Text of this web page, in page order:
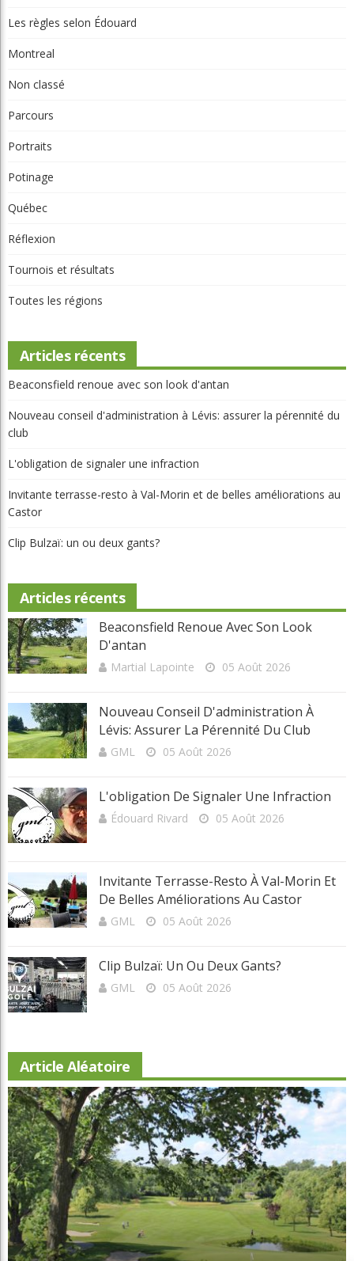
Les règles selon Édouard
Montreal
Non classé
Parcours
Portraits
Potinage
Québec
Réflexion
Tournois et résultats
Toutes les régions
Articles récents
Beaconsfield renoue avec son look d'antan
Nouveau conseil d'administration à Lévis: assurer la pérennité du
club
L'obligation de signaler une infraction
Invitante terrasse-resto à Val-Morin et de belles améliorations au
Castor
Clip Bulzaï: un ou deux gants?
Articles récents
Beaconsfield Renoue Avec Son Look
D'antan
Martial Lapointe 05 Août 2026
Nouveau Conseil D'administration À
Lévis: Assurer La Pérennité Du Club
GML 05 Août 2026
L'obligation De Signaler Une Infraction
Édouard Rivard 05 Août 2026
Invitante Terrasse-Resto À Val-Morin Et
De Belles Améliorations Au Castor
GML 05 Août 2026
Clip Bulzaï: Un Ou Deux Gants?
GML 05 Août 2026
Article Aléatoire